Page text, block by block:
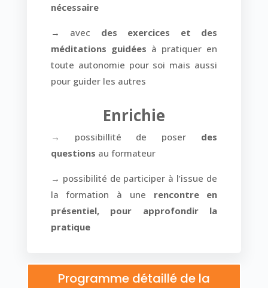
nécessaire
→ avec des exercices et des
méditations guidées à pratiquer en
toute autonomie pour soi mais aussi
pour guider les autres
Enrichie
→ possibillité de poser des
questions au formateur
→ possibilité de participer à l’issue de
la formation à une rencontre en
présentiel, pour approfondir la
pratique
Programme détaillé de la